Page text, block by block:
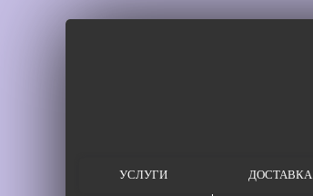
УСЛУГИ ДОСТАВКА